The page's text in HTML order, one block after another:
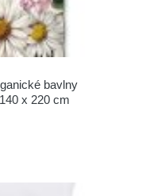
bavlny
x 220 cm